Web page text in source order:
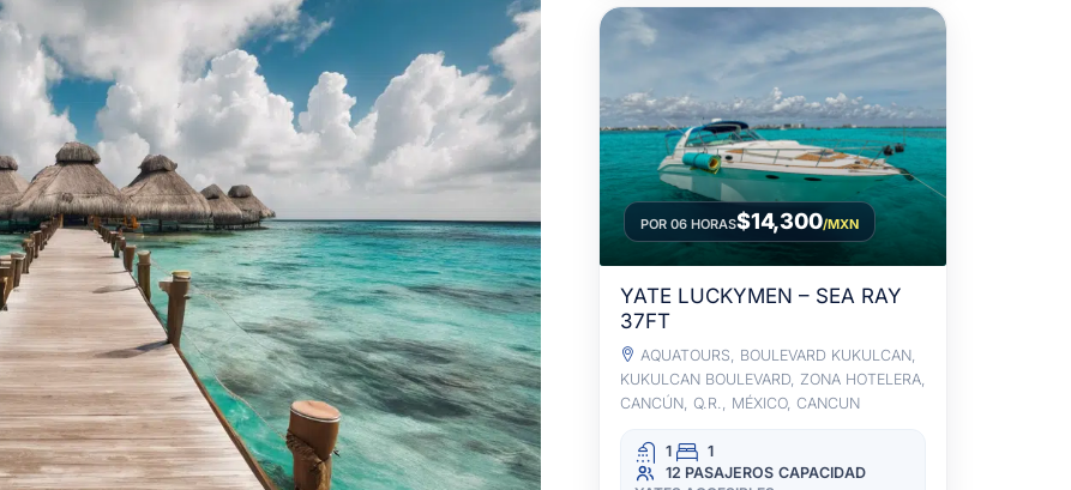
POR 06 HORAS$14,300/MXN
YATE LUCKYMEN – SEA RAY
37FT
AQUATOURS, BOULEVARD KUKULCAN,
KUKULCAN BOULEVARD, ZONA HOTELERA,
CANCÚN, Q.R., MÉXICO, CANCUN
1
1
12 PASAJEROS CAPACIDAD